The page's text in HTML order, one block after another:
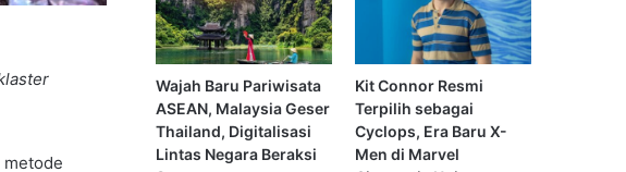
metode
Wajah Baru Pariwisata
ASEAN, Malaysia Geser
Thailand, Digitalisasi
Lintas Negara Beraksi
Kit Connor Resmi
Terpilih sebagai
Cyclops, Era Baru X-
Men di Marvel